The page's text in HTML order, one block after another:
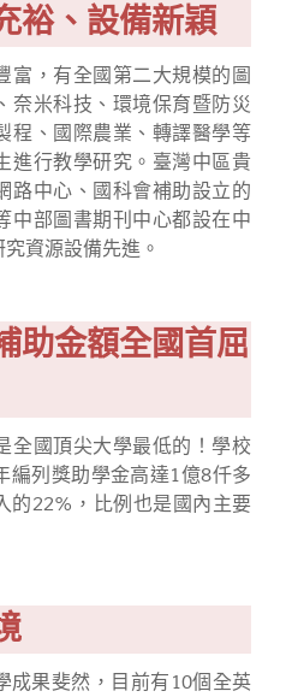
裕、設備新穎
富，有全國第二大規模的圖
奈米科技、環境保育暨防災
程、國際農業、轉譯醫學等
進行教學研究。臺灣中區貴
路中心、國科會補助設立的
中部圖書期刊中心都設在中
資源設備先進。
助金額全國首屈
全國頂尖大學最低的！學校
編列獎助學金高達1億8仟多
的22%，比例也是國內主要
成果斐然，目前有10個全英